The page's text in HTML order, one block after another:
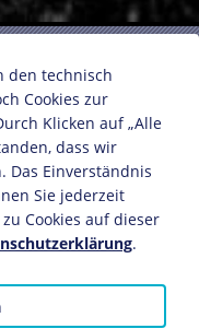
Nr. 18
Museum,
den technisch
Cookies zur
Klicken auf „Alle
dass wir
Das Einverständnis
Sie jederzeit
Cookies auf dieser
.